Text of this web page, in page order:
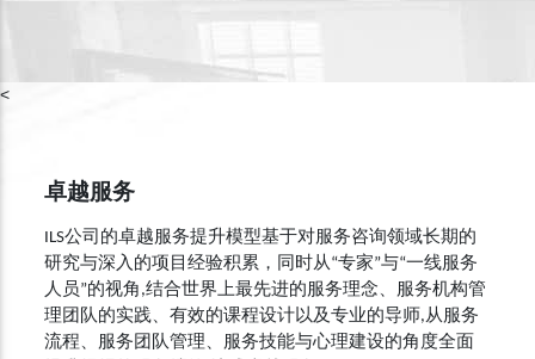
<
卓越服务
ILS公司的卓越服务提升模型基于对服务咨询领域长期的
研究与深入的项目经验积累，同时从“专家”与“一线服务
人员”的视角,结合世界上最先进的服务理念、服务机构管
理团队的实践、有效的课程设计以及专业的导师,从服务
流程、服务团队管理、服务技能与心理建设的角度全面